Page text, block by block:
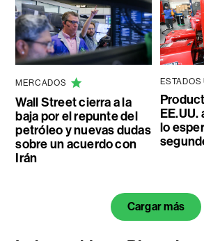
MERCADOS
Wall Street cierra a la
baja por el repunte del
petróleo y nuevas dudas
sobre un acuerdo con
Irán
ESTADOS
EE.UU.
lo
Cargar más